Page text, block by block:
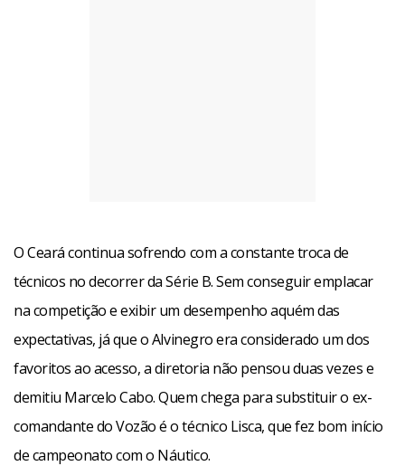
O Ceará continua sofrendo com a constante troca de
técnicos no decorrer da Série B. Sem conseguir emplacar
na competição e exibir um desempenho aquém das
expectativas, já que o Alvinegro era considerado um dos
favoritos ao acesso, a diretoria não pensou duas vezes e
demitiu Marcelo Cabo. Quem chega para substituir o ex-
comandante do Vozão é o técnico Lisca, que fez bom início
de campeonato com o Náutico.